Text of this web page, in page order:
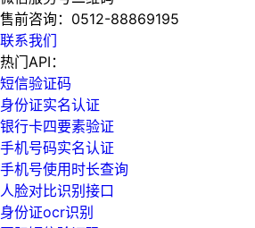
售前咨询： 0512-88869195
联系我们
热门API：
短信验证码
身份证实名认证
银行卡四要素验证
手机号码实名认证
手机号使用时长查询
人脸对比识别接口
身份证ocr识别